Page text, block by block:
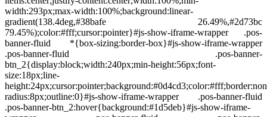
width:293px;max-width:100%;background:linear-
gradient(138.4deg,#38bafe 26.49%,#2d73bc
79.45%);color:#fff;cursor:pointer}#js-show-iframe-wrapper .pos-
banner-fluid *{box-sizing:border-box}#js-show-iframe-wrapper
.pos-banner-fluid .pos-banner-
btn_2{display:block;width:240px;min-height:56px;font-
size:18px;line-
radius:8px;outline:0}#js-show-iframe-wrapper .pos-banner-fluid
.pos-banner-btn_2:hover{background:#1d5deb}#js-show-iframe-